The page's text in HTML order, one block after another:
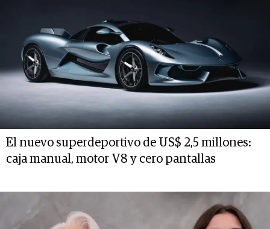
El nuevo superdeportivo de US$ 2,5 millones:
caja manual, motor V8 y cero pantallas